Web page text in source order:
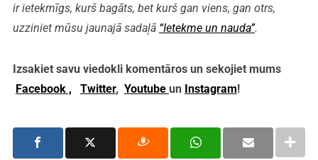
ir ietekmīgs, kurš bagāts, bet kurš gan viens, gan otrs,
uzziniet mūsu jaunajā sadaļā “Ietekme un nauda”.
Izsakiet savu viedokli komentāros un sekojiet mums
Facebook ,
Twitter, Youtube un Instagram!